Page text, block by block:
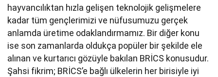
hayvancılıktan hızla gelişen teknolojik gelişmelere
kadar tüm gençlerimizi ve nüfusumuzu gerçek
anlamda üretime odaklandırmamız. Bir diğer konu
ise son zamanlarda oldukça popüler bir şekilde ele
alınan ve kurtarıcı gözüyle bakılan BRİCS konusudur.
Şahsi fikrim; BRİCS’e bağlı ülkelerin her birisiyle iyi